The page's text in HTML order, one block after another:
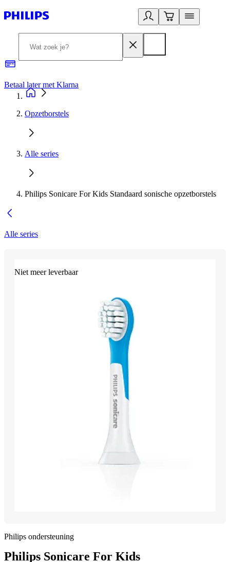
Betaal later met Klarna
Opzetborstels
Alle series
Philips Sonicare For Kids Standaard sonische opzetborstels
Alle series
Niet meer leverbaar
Philips ondersteuning
Philips Sonicare For Kids